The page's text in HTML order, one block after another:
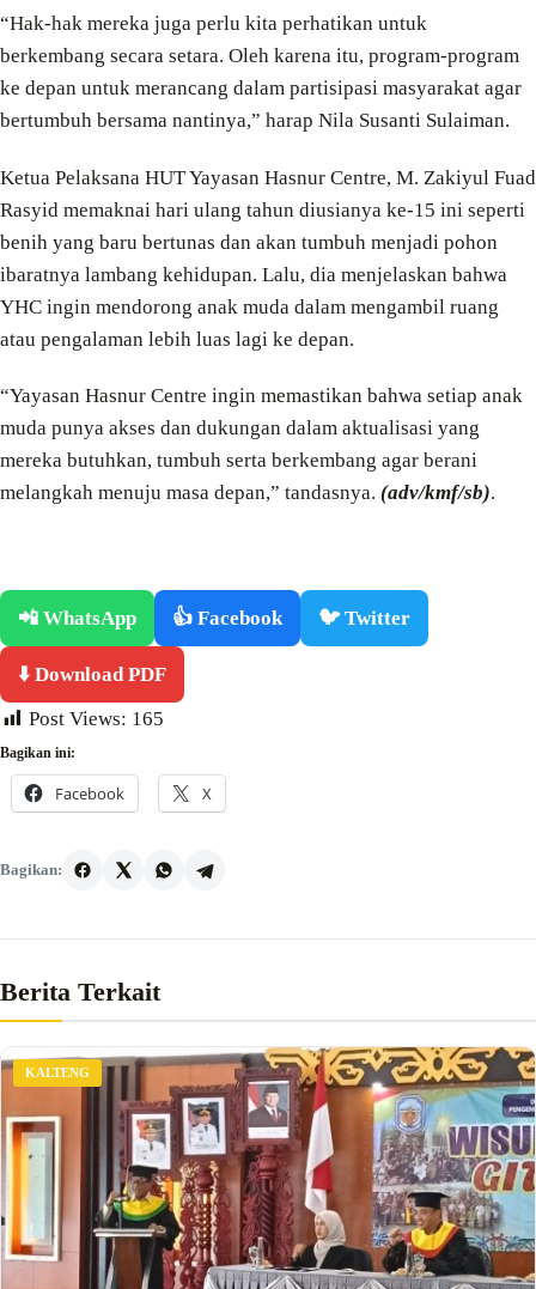
“Hak-hak mereka juga perlu kita perhatikan untuk
berkembang secara setara. Oleh karena itu, program-program
ke depan untuk merancang dalam partisipasi masyarakat agar
bertumbuh bersama nantinya,” harap Nila Susanti Sulaiman.
Ketua Pelaksana HUT Yayasan Hasnur Centre, M. Zakiyul Fuad
Rasyid memaknai hari ulang tahun diusianya ke-15 ini seperti
benih yang baru bertunas dan akan tumbuh menjadi pohon
ibaratnya lambang kehidupan. Lalu, dia menjelaskan bahwa
YHC ingin mendorong anak muda dalam mengambil ruang
atau pengalaman lebih luas lagi ke depan.
“Yayasan Hasnur Centre ingin memastikan bahwa setiap anak
muda punya akses dan dukungan dalam aktualisasi yang
mereka butuhkan, tumbuh serta berkembang agar berani
melangkah menuju masa depan,” tandasnya. (adv/kmf/sb).
📲 WhatsApp 👍 Facebook 🐦 Twitter
⬇️ Download PDF
Post Views: 165
Bagikan ini:
Facebook X
Bagikan:
Berita Terkait
KALTENG